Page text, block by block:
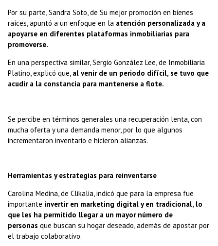
Por su parte, Sandra Soto, de Su mejor promoción en bienes
raíces, apuntó a un enfoque en la atención personalizada y a
apoyarse en diferentes plataformas inmobiliarias para
promoverse.
En una perspectiva similar, Sergio González Lee, de Inmobiliaria
Platino, explicó que, al venir de un periodo difícil, se tuvo que
acudir a la constancia para mantenerse a flote.
Se percibe en términos generales una recuperación lenta, con
mucha oferta y una demanda menor, por lo que algunos
incrementaron inventario e hicieron alianzas.
Herramientas y estrategias para reinventarse
Carolina Medina, de Clikalia, indicó que para la empresa fue
importante invertir en marketing digital y en tradicional, lo
que les ha permitido llegar a un mayor número de
personas que buscan su hogar deseado, además de apostar por
el trabajo colaborativo.